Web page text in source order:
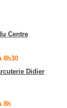
Centre
8h30
Didier
8h